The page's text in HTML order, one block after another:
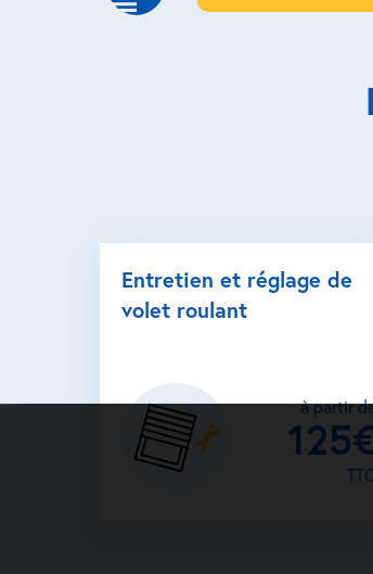
Entretien et réglage de
volet roulant
à partir